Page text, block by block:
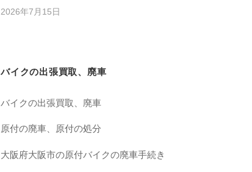
2026年7月15日
バイクの出張買取、廃車
バイクの出張買取、廃車
原付の廃車、原付の処分
大阪府大阪市の原付バイクの廃車手続き